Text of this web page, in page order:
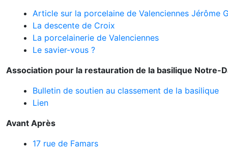
Article sur la porcelaine de Valenciennes Jérôme
La descente de Croix
La porcelainerie de Valenciennes
Le savier-vous ?
Association pour la restauration de la basilique Notre-
Bulletin de soutien au classement de la basilique
Lien
Avant Après
17 rue de Famars